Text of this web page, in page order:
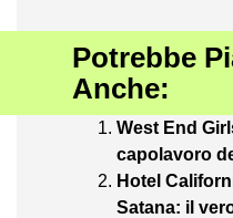
Potrebbe
Anche:
West End
capolavoro
Hotel
Satana: il